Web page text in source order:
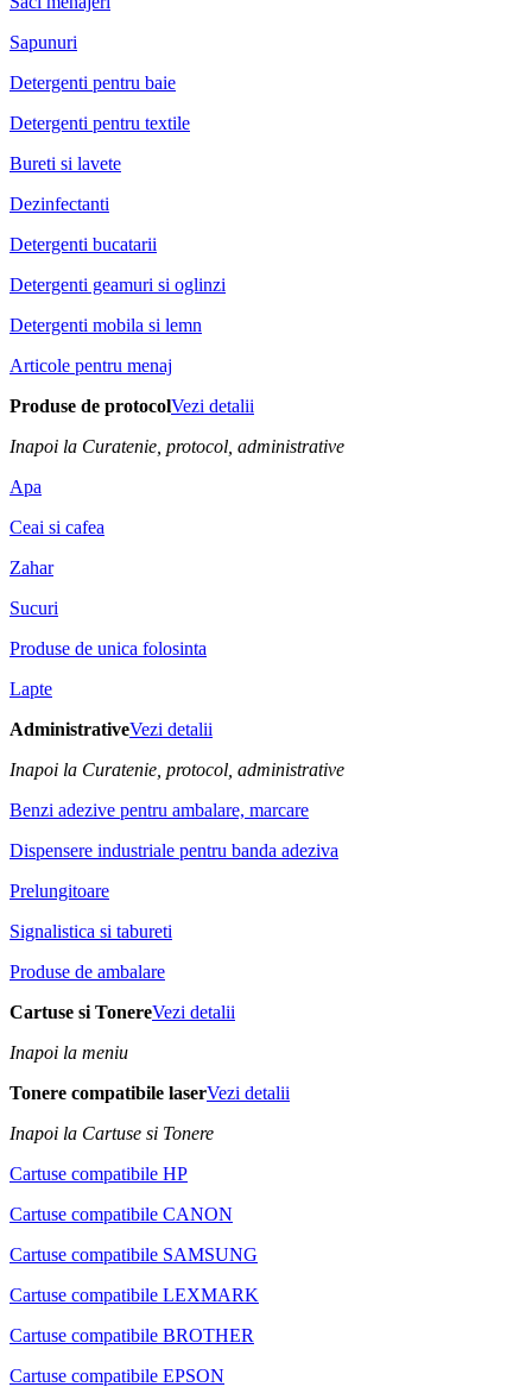
Sapunuri
Detergenti pentru baie
Detergenti pentru textile
Bureti si lavete
Dezinfectanti
Detergenti bucatarii
Detergenti geamuri si oglinzi
Detergenti mobila si lemn
Articole pentru menaj
Produse de protocolVezi detalii
Inapoi la Curatenie, protocol, administrative
Apa
Ceai si cafea
Zahar
Sucuri
Produse de unica folosinta
Lapte
AdministrativeVezi detalii
Inapoi la Curatenie, protocol, administrative
Benzi adezive pentru ambalare, marcare
Dispensere industriale pentru banda adeziva
Prelungitoare
Signalistica si tabureti
Produse de ambalare
Cartuse si TonereVezi detalii
Inapoi la meniu
Tonere compatibile laserVezi detalii
Inapoi la Cartuse si Tonere
Cartuse compatibile HP
Cartuse compatibile CANON
Cartuse compatibile SAMSUNG
Cartuse compatibile LEXMARK
Cartuse compatibile BROTHER
Cartuse compatibile EPSON